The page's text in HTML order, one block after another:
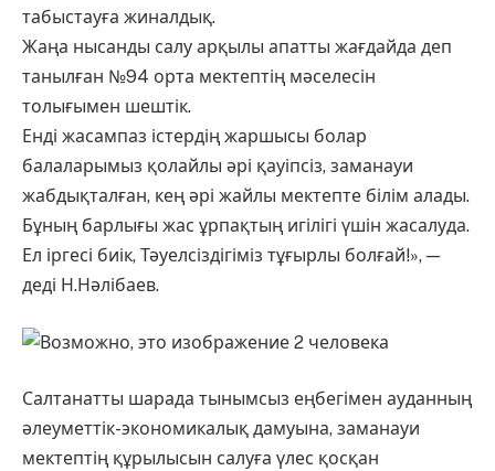
табыстауға жиналдық.
Жаңа нысанды салу арқылы апатты жағдайда деп
танылған №94 орта мектептің мәселесін
толығымен шештік.
Енді жасампаз істердің жаршысы болар
балаларымыз қолайлы әрі қауіпсіз, заманауи
жабдықталған, кең әрі жайлы мектепте білім алады.
Бұның барлығы жас ұрпақтың игілігі үшін жасалуда.
Ел іргесі биік, Тәуелсіздігіміз тұғырлы болғай!», —
деді Н.Нәлібаев.
Салтанатты шарада тынымсыз еңбегімен ауданның
әлеуметтік-экономикалық дамуына, заманауи
мектептің құрылысын салуға үлес қосқан